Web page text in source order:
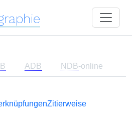
ADB NDB-online
Zitierweise